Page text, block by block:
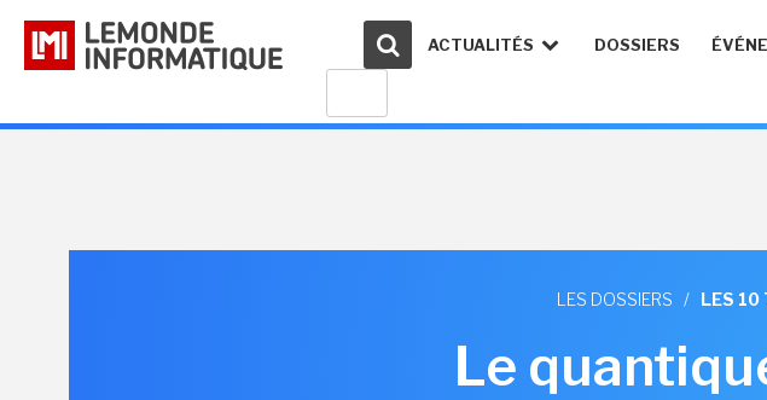
ACTUALITÉS DOSSIERS
LES DOSSIERS / LES 10
Le